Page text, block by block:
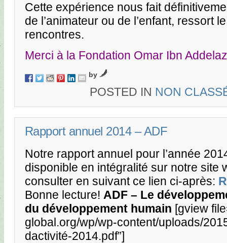
Cette expérience nous fait
de l’animateur ou de l’enfant, ressort
rencontres.
Merci à la Fondation Omar Ibn
by
POSTED IN NON
Rapport annuel 2014 – ADF
Notre rapport annuel pour l’année
disponible en intégralité sur notre site
consulter en suivant ce lien ci-après:
Bonne lecture! ADF – Le
du développement humain [gview
global.org/wp/wp-content/uploads/
dactivité-2014.pdf”]